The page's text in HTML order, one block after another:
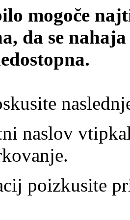
mogoče
da se
naslov
poizkusite